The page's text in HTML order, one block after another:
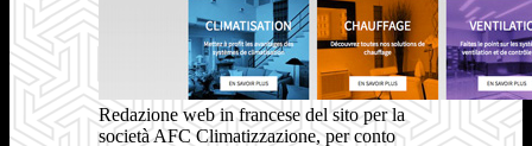
Redazione web in francese del sito per la
società AFC Climatizzazione, per conto